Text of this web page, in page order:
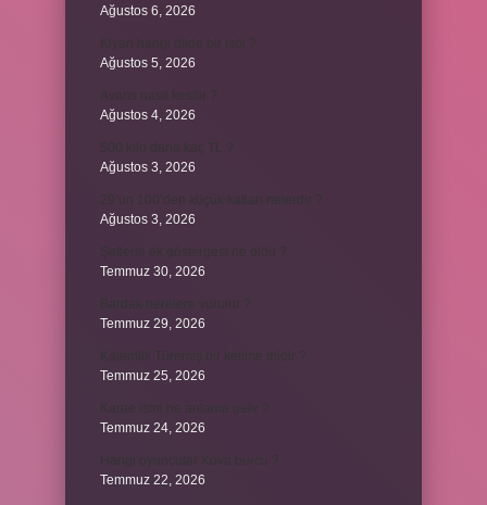
Ağustos 6, 2026
Ağustos 5, 2026
Ağustos 4, 2026
Ağustos 3, 2026
Ağustos 3, 2026
Temmuz 30, 2026
Temmuz 29, 2026
Temmuz 25, 2026
Temmuz 24, 2026
Temmuz 22, 2026